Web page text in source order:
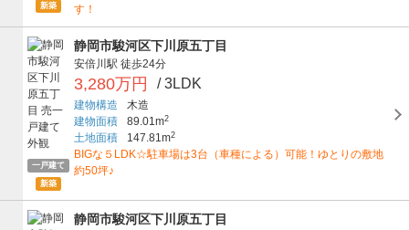
新築
す！
一戸建て
新築
静岡市駿河区下川原五丁目
安倍川駅 徒歩24分
3,280万円 / 3LDK
建物構造
木造
建物面積
89.01m2
土地面積 147.81m2
BIGな５LDK☆駐車場は3台（車種による）可能！ゆとりの敷地
約50坪♪
静岡市駿河区下川原五丁目